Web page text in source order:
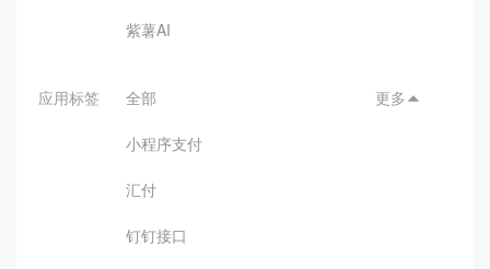
紫薯AI
应用标签 全部
小程序支付
汇付
钉钉接口
更多 